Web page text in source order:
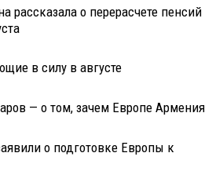
рассказала о перерасчете пенсий
в силу в августе
— о том, зачем Европе Армения
о подготовке Европы к